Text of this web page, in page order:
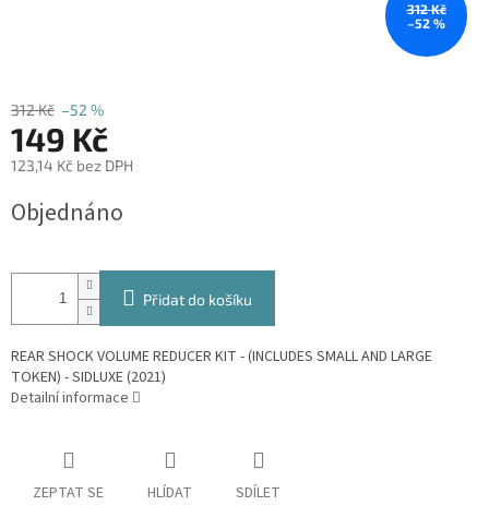
312 Kč
–52 %
312 Kč –52 %
149 Kč
123,14 Kč bez DPH
cena:
Objednáno
Přidat do košíku
REAR SHOCK VOLUME REDUCER KIT - (INCLUDES SMALL AND LARGE
TOKEN) - SIDLUXE (2021)
Detailní informace
ZEPTAT SE HLÍDAT SDÍLET